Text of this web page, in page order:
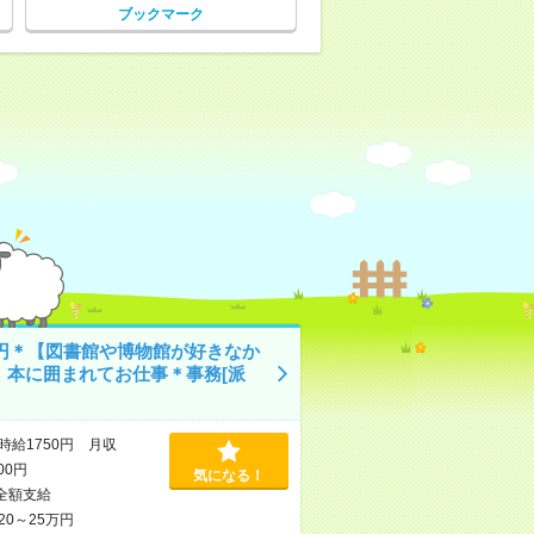
ブックマーク
＊【図書館や博物館が好きなか
本に囲まれてお仕事＊事務[派
給1750円 月収
円
額支給
～25万円
気になる！